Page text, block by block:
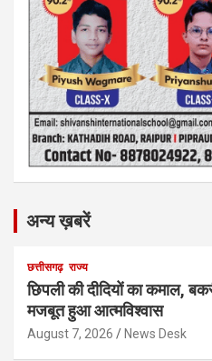
अन्य ख़बरें
छत्तीसगढ़ राज्य
छिपली की दीदियों का कमाल,
मजबूत हुआ आत्मविश्वास
August 7, 2026 News Desk